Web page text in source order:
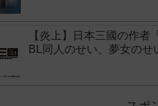
【炎上】日本三國の作
BL同人のせい、夢女の